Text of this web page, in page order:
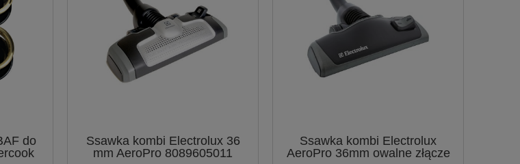
do
Ssawka kombi Electrolux 36
mm AeroPro 8089605011
Ssawka kombi Electrolux
AeroPro 36mm owalne złącze